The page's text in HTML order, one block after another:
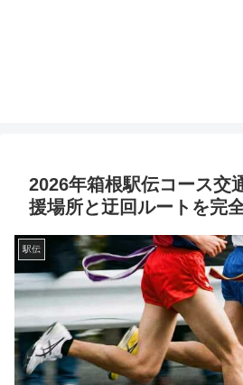
2026年箱根駅伝コース交
援場所と迂回ルートを完
駅伝